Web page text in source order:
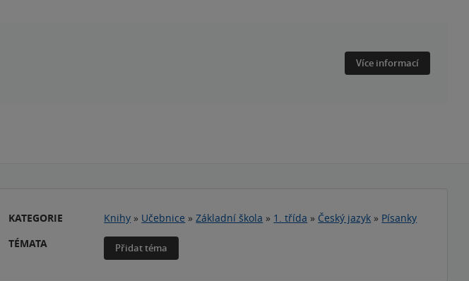
Více informací
KATEGORIE Knihy » Učebnice »Základní škola » 1. třída » Český jazyk » Písanky
TÉMATA
Přidat téma